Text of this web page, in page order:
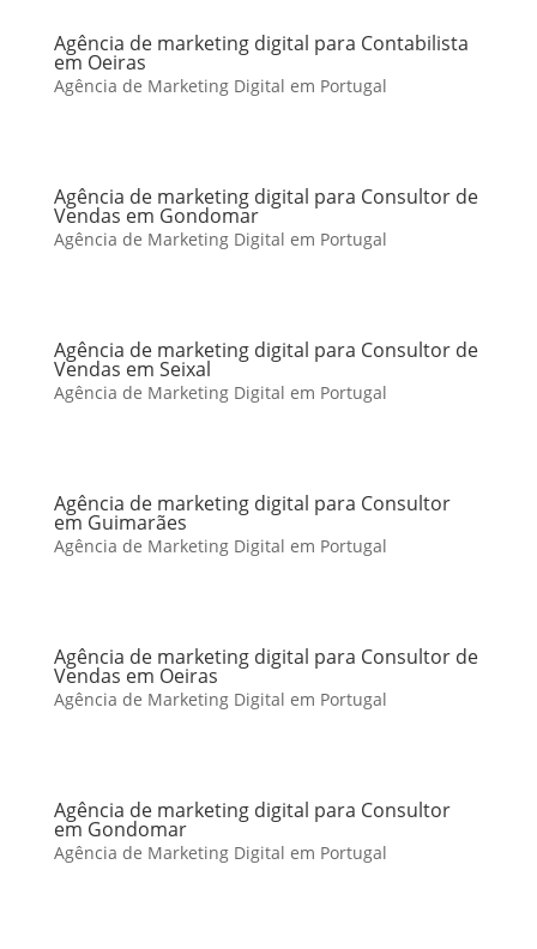
Agência de marketing digital para Contabilista
em Oeiras
Agência de Marketing Digital em Portugal
Agência de marketing digital para Consultor de
Vendas em Gondomar
Agência de Marketing Digital em Portugal
Agência de marketing digital para Consultor de
Vendas em Seixal
Agência de Marketing Digital em Portugal
Agência de marketing digital para Consultor
em Guimarães
Agência de Marketing Digital em Portugal
Agência de marketing digital para Consultor de
Vendas em Oeiras
Agência de Marketing Digital em Portugal
Agência de marketing digital para Consultor
em Gondomar
Agência de Marketing Digital em Portugal